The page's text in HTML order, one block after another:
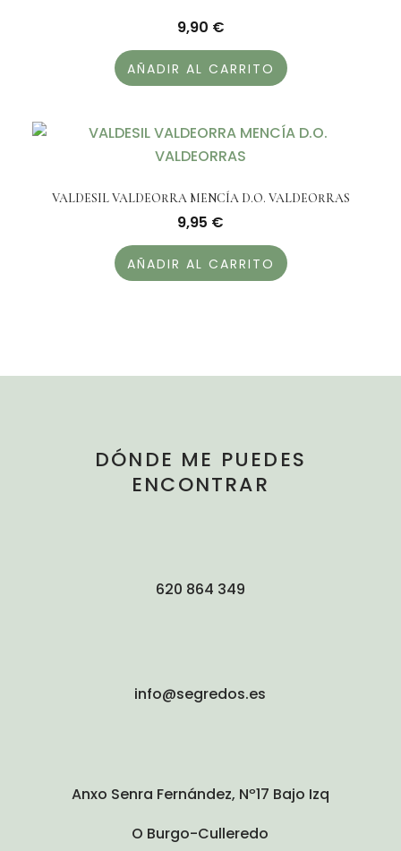
9,90 €
AÑADIR AL CARRITO
VALDESIL VALDEORRA MENCÍA D.O. VALDEORRAS
9,95 €
AÑADIR AL CARRITO
DÓNDE ME PUEDES
ENCONTRAR
620 864 349
info@segredos.es
Anxo Senra Fernández, Nº17 Bajo Izq
O Burgo-Culleredo